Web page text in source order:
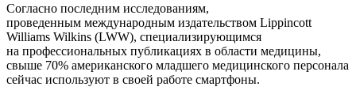
Согласно последним исследованиям,
проведенным международным издательством Lippincott
Williams Wilkins (LWW), специализирующимся
на профессиональных публикациях в области медицины,
свыше 70% американского младшего медицинского персонала
сейчас используют в своей работе смартфоны.